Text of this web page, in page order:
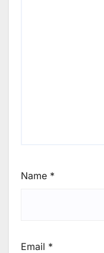
Name *
Email *